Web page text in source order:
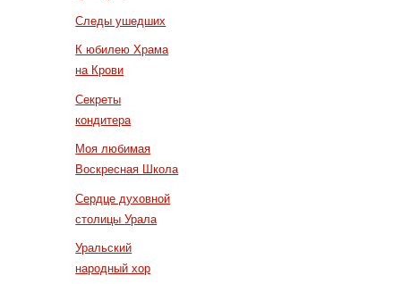
Следы ушедших
К юбилею Храма
на Крови
Секреты
кондитера
Моя любимая
Воскресная Школа
Сердце духовной
столицы Урала
Уральский
народный хор